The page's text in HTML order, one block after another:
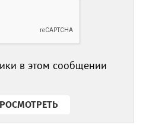
в этом сообщении